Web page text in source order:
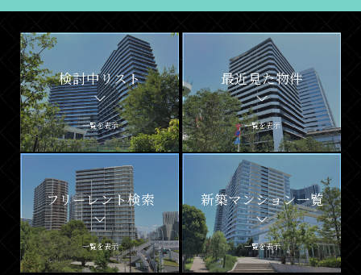
検討中リスト
一覧を表示
最近見た物件
一覧を表示
フリーレント検索
一覧を表示
新築マンション一覧
一覧を表示